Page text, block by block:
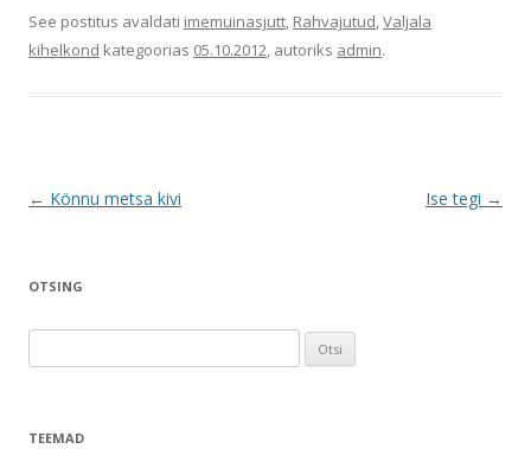
See postitus avaldati imemuinasjutt, Rahvajutud,Valjala
kihelkond kategoorias 05.10.2012, autoriks admin.
Postituste
← Könnu metsa kivi Ise tegi →
OTSING
t
iTEEMAD